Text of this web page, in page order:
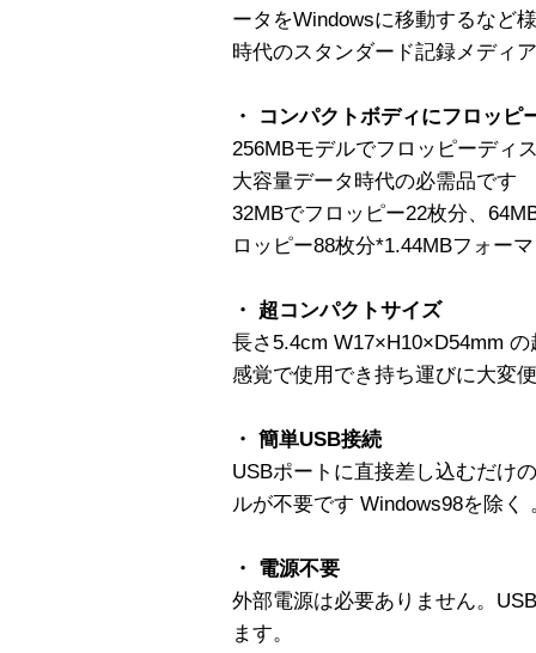
ータをWindowsに移動するなど
時代のスタンダード記録メディ
・ コンパクトボディにフロッピ
256MBモデルでフロッピーディ
大容量データ時代の必需品です
32MBでフロッピー22枚分、
ロッピー88枚分*1.44MBフォー
・ 超コンパクトサイズ
長さ5.4cm W17×H10×D54mm
感覚で使用でき持ち運びに大変
・ 簡単USB接続
USBポートに直接差し込むだけ
ルが不要です Windows98を除く
・ 電源不要
外部電源は必要ありません。
ます。